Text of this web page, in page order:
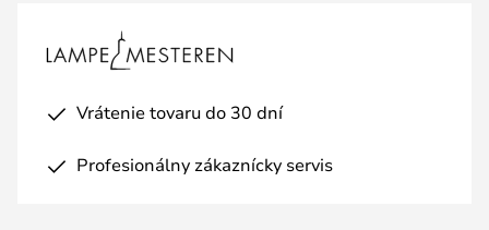
Vrátenie tovaru do 30 dní
Profesionálny zákaznícky servis